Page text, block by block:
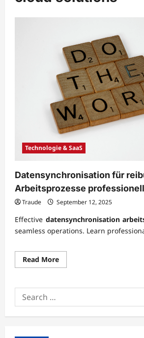
Technologie & SaaS
Datensynchronisation für
Arbeitsprozesse
Traude September 12, 2025
Effective datensynchronisation
seamless operations. Learn
Read MoreRead
more
für
professionell
einrichten
Search
for: